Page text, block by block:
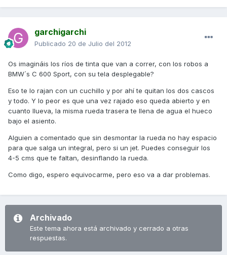
garchigarchi
Publicado 20 de Julio del 2012
Os imagináis los ríos de tinta que van a correr, con los robos a
BMW´s C 600 Sport, con su tela desplegable?
Eso te lo rajan con un cuchillo y por ahí te quitan los dos cascos
y todo. Y lo peor es que una vez rajado eso queda abierto y en
cuanto llueva, la misma rueda trasera te llena de agua el hueco
bajo el asiento.
Alguien a comentado que sin desmontar la rueda no hay espacio
para que salga un integral, pero si un jet. Puedes conseguir los
4-5 cms que te faltan, desinflando la rueda.
Como digo, espero equivocarme, pero eso va a dar problemas.
Archivado
Este tema ahora está archivado y cerrado a otras
respuestas.